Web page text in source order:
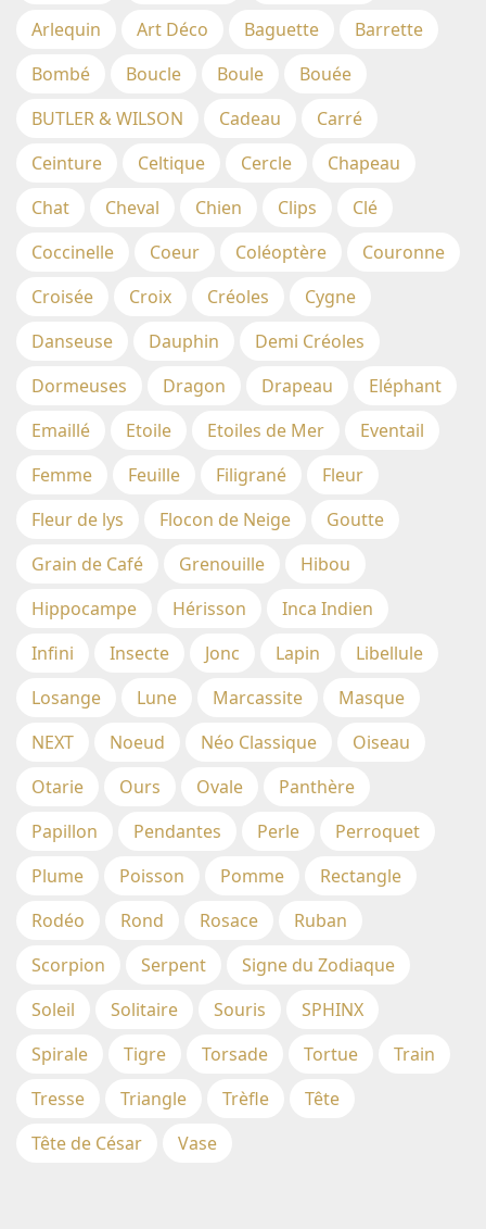
Arlequin
Art Déco Baguette
Barrette
Bombé
Boucle Boule
Bouée
BUTLER & WILSON
Cadeau
Carré
Ceinture
Celtique Cercle
Chapeau
Chat
Cheval Chien Clips
Clé
Coccinelle
Coeur Coléoptère
Couronne
Croisée
Croix Créoles
Cygne
Danseuse
Dauphin
Demi Créoles
Dormeuses
Dragon Drapeau
Eléphant
Emaillé
Etoile Etoiles de Mer
Eventail
Femme
Feuille Filigrané
Fleur
Fleur de lys
Flocon de Neige
Goutte
Grain de Café
Grenouille
Hibou
Hippocampe
Hérisson
Inca Indien
Infini
Insecte Jonc Lapin
Libellule
Losange
Lune Marcassite
Masque
NEXT
Noeud Néo Classique
Oiseau
Otarie
Ours Ovale
Panthère
Papillon
Pendantes Perle
Perroquet
Plume
Poisson Pomme
Rectangle
Rodéo
Rond Rosace
Ruban
Scorpion
Serpent
Signe du Zodiaque
Soleil
Solitaire Souris
SPHINX
Spirale
Tigre Torsade Tortue
Train
Tresse
Triangle Trèfle
Tête
Tête de César
Vase